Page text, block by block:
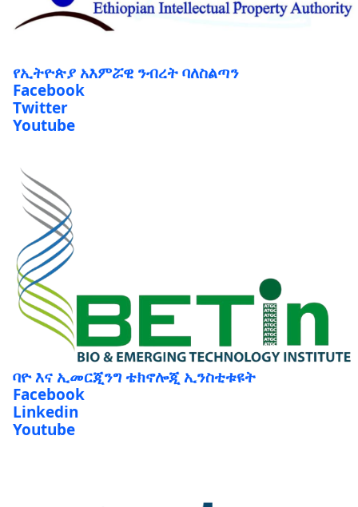
የኢትዮጵያ አእምሯዊ ንብረት ባለስልጣን
Facebook
Twitter
Youtube
ባዮ እና ኢመርጂንግ ቴክኖሎጂ ኢንስቲቱዩት
Facebook
Linkedin
Youtube